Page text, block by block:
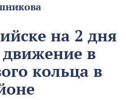
на 2 дня
в
кольца в